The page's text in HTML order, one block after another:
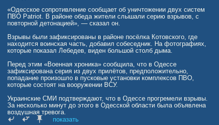
«Одесское сопротивление сообщает об уничтожении двух систем
ПВО Patriot. В районе обеда жители слышали серию взрывов, с
повторной детонацией», — сказал он.
Взрывы были зафиксированы в районе посёлка Котовского, где
находится воинская часть, добавил собеседник. На фотографиях,
которые показал Лебедев, виден большой столб дыма.
Перед этим «Военная хроника» сообщила, что в Одессе
зафиксирована серия из двух прилётов, предположительно,
попадание произошло в пусковые установки комплексов ПВО,
которые состоят на вооружении ВСУ.
Украинские СМИ подтверждают, что в Одессе прогремели взрывы.
За несколько минут до этого в Одесской области была объявлена
воздушная тревога.
показать